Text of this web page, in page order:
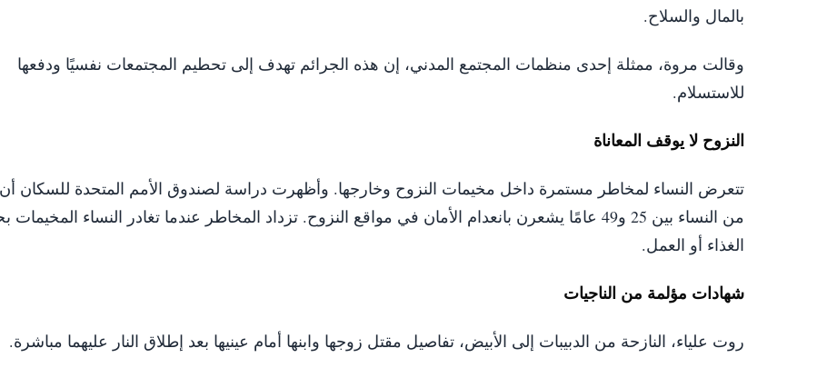
بالمال والسلاح.
وقالت مروة، ممثلة إحدى منظمات المجتمع المدني، إن هذه الجرائم تهدف إلى تحطيم المجتمعات نفسيًا ودفعها
للاستسلام.
النزوح لا يوقف المعاناة
من النساء بين 25 و49 عامًا يشعرن بانعدام الأمان في مواقع النزوح. تزداد المخاطر عندما تغادر النساء
الغذاء أو العمل.
شهادات مؤلمة من الناجيات
روت علياء، النازحة من الدبيبات إلى الأبيض، تفاصيل مقتل زوجها وابنها أمام عينيها بعد إطلاق النار عليهما مباشرة.